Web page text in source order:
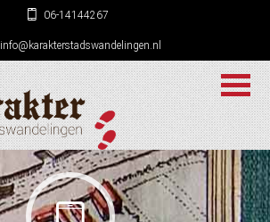
06-14144267
info@karakterstadswandelingen.nl